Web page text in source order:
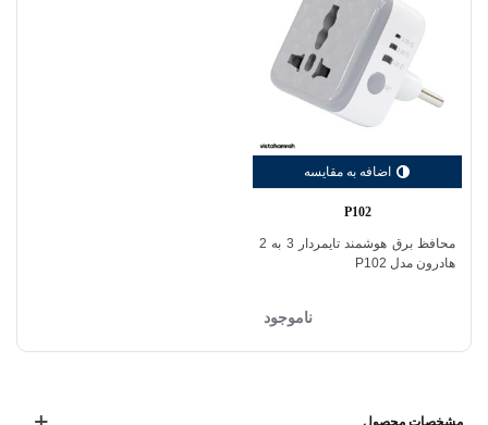
اضافه به مقایسه
P102
محافظ برق هوشمند تایمردار 3 به 2
هادرون مدل P102
ناموجود
مشخصات محصول